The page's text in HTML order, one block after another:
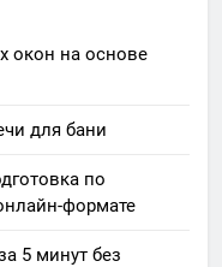
окон на основе
для бани
по
формате
5 минут без